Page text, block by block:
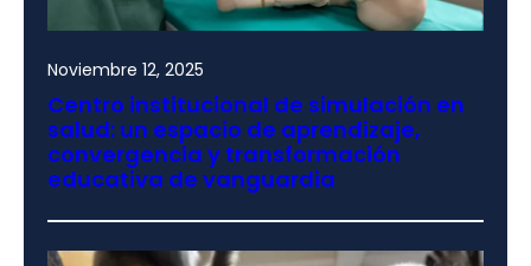
Noviembre 12, 2025
Centro institucional de simulación en
salud: un espacio de aprendizaje,
convergencia y transformación
educativa de vanguardia